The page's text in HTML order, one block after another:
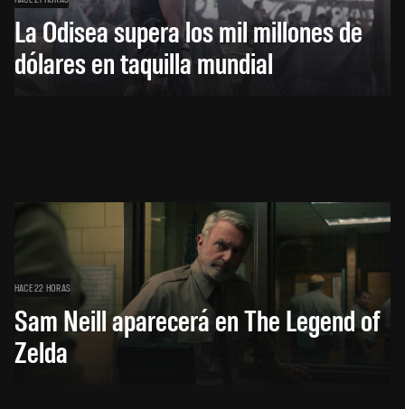
La Odisea supera los mil millones de
dólares en taquilla mundial
HACE 22 HORAS
Sam Neill aparecerá en The Legend of
Zelda